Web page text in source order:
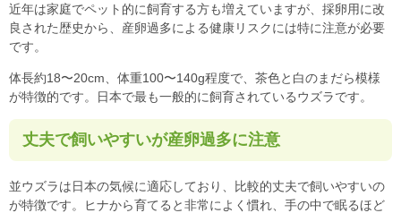
近年は家庭でペット的に飼育する方も増えていますが、採卵用に改
良された歴史から、産卵過多による健康リスクには特に注意が必要
です。
体長約18〜20cm、体重100〜140g程度で、茶色と白のまだら模様
が特徴的です。日本で最も一般的に飼育されているウズラです。
丈夫で飼いやすいが産卵過多に注意
並ウズラは日本の気候に適応しており、比較的丈夫で飼いやすいの
が特徴です。ヒナから育てると非常によく慣れ、手の中で眠るほど